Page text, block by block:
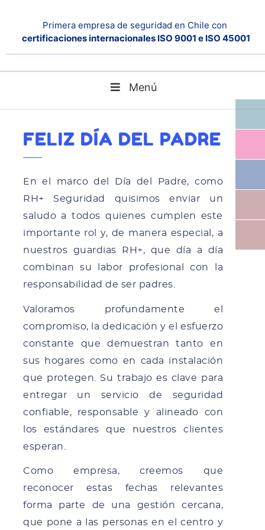
Primera empresa de seguridad en Chile con
certificaciones internacionales ISO 9001 e ISO 45001
Menú
Feliz Día del Padre
FELIZ DÍA DEL PADRE
En el marco del Día del Padre, como
RH+ Seguridad quisimos enviar un
saludo a todos quienes cumplen este
importante rol y, de manera especial, a
nuestros guardias RH+, que día a día
combinan su labor profesional con la
responsabilidad de ser padres.
Valoramos profundamente el
compromiso, la dedicación y el esfuerzo
constante que demuestran tanto en
sus hogares como en cada instalación
que protegen. Su trabajo es clave para
entregar un servicio de seguridad
confiable, responsable y alineado con
los estándares que nuestros clientes
esperan.
Como empresa, creemos que
reconocer estas fechas relevantes
forma parte de una gestión cercana,
que pone a las personas en el centro y